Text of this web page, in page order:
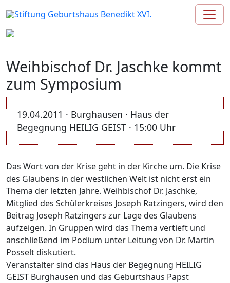
Weihbischof Dr. Jaschke kommt
zum Symposium
19.04.2011 · Burghausen · Haus der
Begegnung HEILIG GEIST · 15:00 Uhr
Das Wort von der Krise geht in der Kirche um. Die Krise
des Glaubens in der westlichen Welt ist nicht erst ein
Thema der letzten Jahre. Weihbischof Dr. Jaschke,
Mitglied des Schülerkreises Joseph Ratzingers, wird den
Beitrag Joseph Ratzingers zur Lage des Glaubens
aufzeigen. In Gruppen wird das Thema vertieft und
anschließend im Podium unter Leitung von Dr. Martin
Posselt diskutiert.
Veranstalter sind das Haus der Begegnung HEILIG
GEIST Burghausen und das Geburtshaus Papst